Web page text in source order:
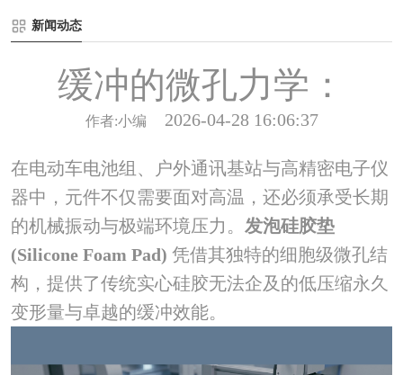
新闻动态
缓冲的微孔力学：
作者:小编 2026-04-28 16:06:37
在电动车电池组、户外通讯基站与高精密电子仪
器中，元件不仅需要面对高温，还必须承受长期
的机械振动与极端环境压力。 发泡硅胶垫
(Silicone Foam Pad) 凭借其独特的细胞级微孔结
构，提供了传统实心硅胶无法企及的低压缩永久
变形量与卓越的缓冲效能。